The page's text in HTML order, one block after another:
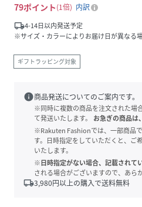
79ポイント 1倍
内訳
local_shipping4-14日以内発送予定
※サイズ・カラーによりお届け日が異なる場
ギフトラッピング対象
info商品発送についてのご案内です。
※同時に複数の商品を注文された場
て発送いたします。
お急ぎの商品は
※Rakuten Fashionでは、一部商品
す。日時指定をしていただくと、ご
いたします。
※日時指定がない場合、記載されて
される場合がございますので、あら
local_shipping3,980円以上の購入で送料無料